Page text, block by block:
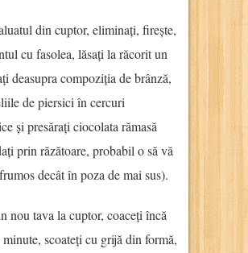
din cuptor, eliminați, firește,
cu fasolea, lăsați la răcorit un
deasupra compoziția de brânză,
de piersici în cercuri
și presărați ciocolata rămasă
prin răzătoare, probabil o să vă
decât în poza de mai sus).
nou tava la cuptor, coaceți încă
scoateți cu grijă din formă,